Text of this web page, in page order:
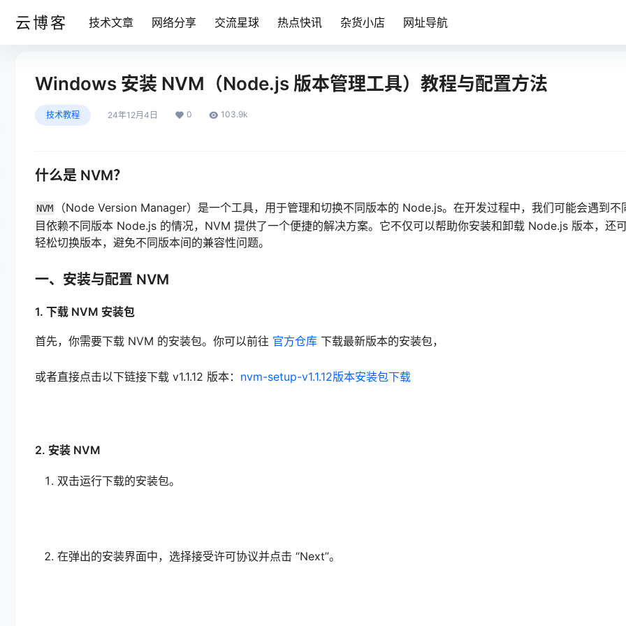
云博客 技术文章 网络分享 交流星球 热点快讯 杂货小店 网址导航
Windows 安装 NVM（Node.js 版本管理工具）教程与配置方法
技术教程 24年12月4日 0 103.9k
什么是 NVM？
NVM
（Node Version Manager）是一个工具，用于管理和切换不同版本的 Node.js。在开发过程中，我们可能会遇到不
目依赖不同版本 Node.js 的情况，NVM 提供了一个便捷的解决方案。它不仅可以帮助你安装和卸载 Node.js 版本，还
轻松切换版本，避免不同版本间的兼容性问题。
一、安装与配置 NVM
1. 下载 NVM 安装包
首先，你需要下载 NVM 的安装包。你可以前往 官方仓库 下载最新版本的安装包，
或者直接点击以下链接下载 v1.1.12 版本： nvm-setup-v1.1.12版本安装包下载
2. 安装 NVM
双击运行下载的安装包。
在弹出的安装界面中，选择接受许可协议并点击 “Next”。